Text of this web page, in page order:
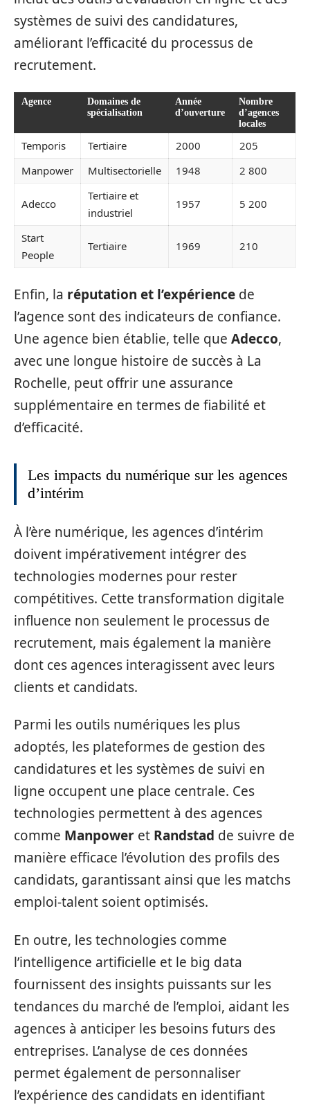
systèmes de suivi des candidatures,
améliorant l’efficacité du processus de
recrutement.
Agence
Domaines de
spécialisation
Année
d’ouverture
Nombre
d’agences
locales
Temporis Tertiaire 2000
205
Manpower
Multisectorielle 1948 2 800
Adecco
Tertiaire et
industriel
1957 5 200
Start
People
Tertiaire 1969 210
Enfin, la réputation et l’expérience de
l’agence sont des indicateurs de confiance.
Une agence bien établie, telle que Adecco,
avec une longue histoire de succès à La
Rochelle, peut offrir une assurance
supplémentaire en termes de fiabilité et
d’efficacité.
Les impacts du numérique sur les agences
d’intérim
À l’ère numérique, les agences d’intérim
doivent impérativement intégrer des
technologies modernes pour rester
compétitives. Cette transformation digitale
influence non seulement le processus de
recrutement, mais également la manière
dont ces agences interagissent avec leurs
clients et candidats.
Parmi les outils numériques les plus
adoptés, les plateformes de gestion des
candidatures et les systèmes de suivi en
ligne occupent une place centrale. Ces
technologies permettent à des agences
comme Manpower et Randstad de suivre de
manière efficace l’évolution des profils des
candidats, garantissant ainsi que les matchs
emploi-talent soient optimisés.
En outre, les technologies comme
l’intelligence artificielle et le big data
fournissent des insights puissants sur les
tendances du marché de l’emploi, aidant les
agences à anticiper les besoins futurs des
entreprises. L’analyse de ces données
permet également de personnaliser
l’expérience des candidats en identifiant